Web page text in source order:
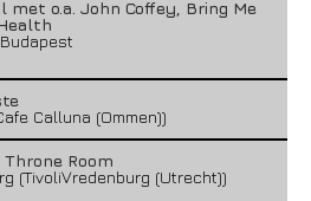
met o.a. John Coffey, Bring Me
Calluna (Ommen))
Room
(TivoliVredenburg (Utrecht))